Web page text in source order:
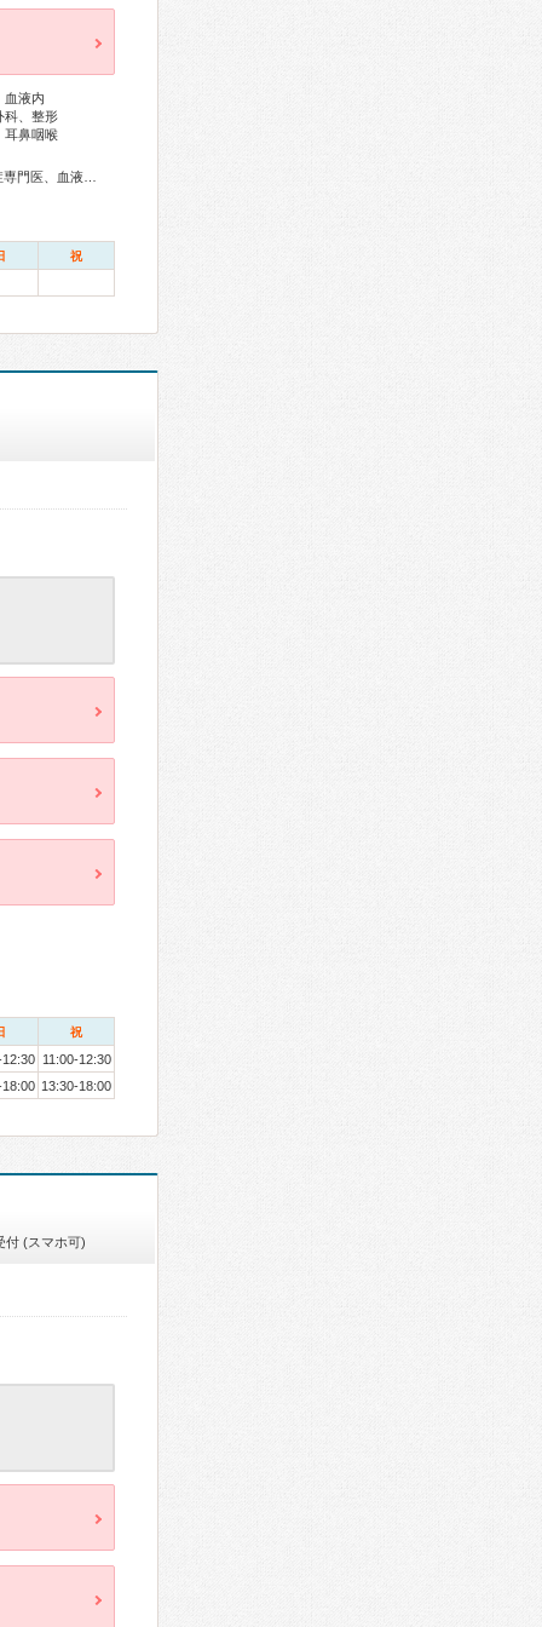
血液内
科、整形
耳鼻咽喉
祝
祝
11:00-12:30
13:30-18:00
付 (スマホ可)